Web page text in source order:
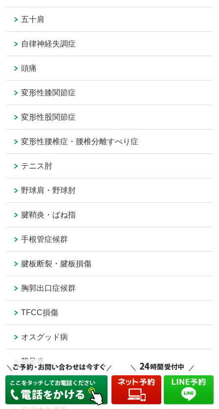
五十肩
自律神経失調症
頭痛
変形性膝関節症
変形性股関節症
変形性腰椎症・腰椎分離すべり症
テニス肘
野球肩・野球肘
腱鞘炎・ばね指
手根管症候群
腱板断裂・腱板損傷
胸郭出口症候群
TFCC損傷
オスグッド病
鵞足炎
上腕二頭筋長頭腱炎